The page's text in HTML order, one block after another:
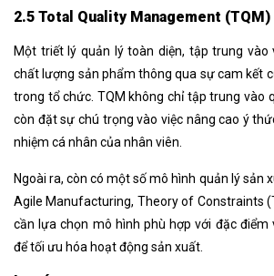
2.5 Total Quality Management (TQM)
Một triết lý quản lý toàn diện, tập trung vào
chất lượng sản phẩm thông qua sự cam kết
trong tổ chức. TQM không chỉ tập trung vào
còn đặt sự chú trọng vào việc nâng cao ý
nhiệm cá nhân của nhân viên.
Ngoài ra, còn có một số mô hình quản lý sản
Agile Manufacturing, Theory of Constraints
cần lựa chọn mô hình phù hợp với đặc điểm
để tối ưu hóa hoạt động sản xuất.